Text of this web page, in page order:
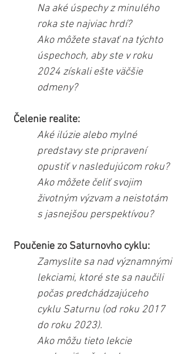
Na aké úspechy z minulého
roka ste najviac hrdí?
Ako môžete stavať na týchto
úspechoch, aby ste v roku
2024 získali ešte väčšie
odmeny?
Čelenie realite:
Aké ilúzie alebo mylné
predstavy ste pripravení
opustiť v nasledujúcom roku?
Ako môžete čeliť svojim
životným výzvam a neistotám
s jasnejšou perspektívou?
Poučenie zo Saturnovho cyklu:
Zamyslite sa nad významnými
lekciami, ktoré ste sa naučili
počas predchádzajúceho
cyklu Saturnu (od roku 2017
do roku 2023).
Ako môžu tieto lekcie